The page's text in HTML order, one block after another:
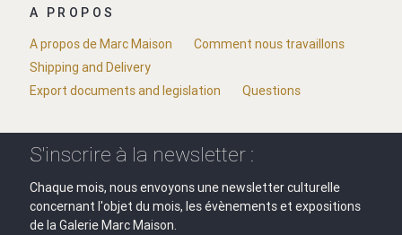
A PROPOS
A propos de Marc Maison
Comment nous travaillons
Shipping and Delivery
Export documents and legislation
Questions
S'inscrire à la newsletter :
Chaque mois, nous envoyons une newsletter culturelle
concernant l'objet du mois, les évènements et expositions
de la Galerie Marc Maison.